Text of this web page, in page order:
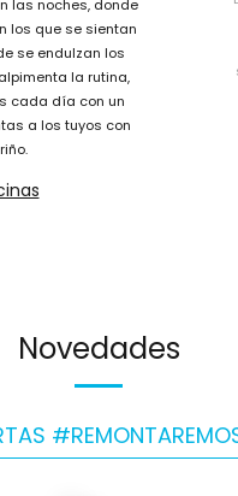
las noches, donde
los que se sientan
se endulzan los
la rutina,
cada día con un
a los tuyos con
Novedades